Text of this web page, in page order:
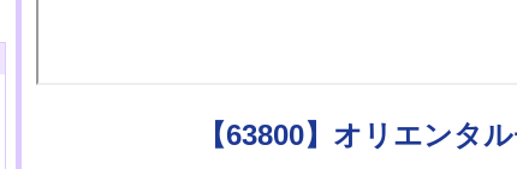
【63800】オリエンタ